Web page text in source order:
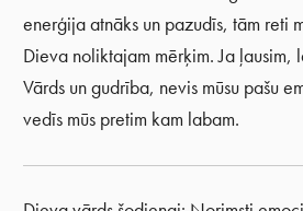
enerģija atnāks un pazudīs, tām reti
Dieva noliktajam mērķim. Ja ļausim,
Vārds un gudrība, nevis mūsu pašu
vedīs mūs pretim kam labam.